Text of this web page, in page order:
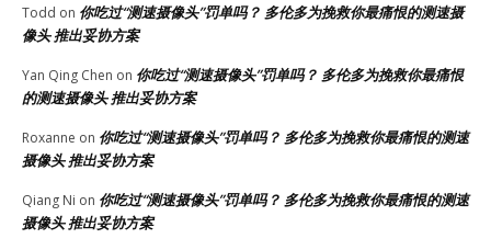
Todd on 你吃过“测速摄像头”罚单吗？ 多伦多为挽救你最痛恨的测速摄
像头 推出妥协方案
Yan Qing Chen on 你吃过“测速摄像头”罚单吗？ 多伦多为挽救你最痛恨
的测速摄像头 推出妥协方案
Roxanne on 你吃过“测速摄像头”罚单吗？ 多伦多为挽救你最痛恨的测速
摄像头 推出妥协方案
Qiang Ni on 你吃过“测速摄像头”罚单吗？ 多伦多为挽救你最痛恨的测速
摄像头 推出妥协方案